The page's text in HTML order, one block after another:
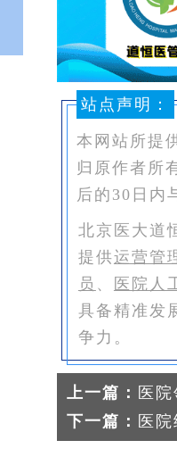
站点声明：
本网站所提
归原作者所
后的30日内
北京医大道
提供运营管
员 、 医院人
具备精准发
争力。
上一篇： 医
下一篇： 医